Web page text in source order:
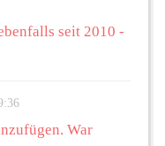
seit 2010 -
War